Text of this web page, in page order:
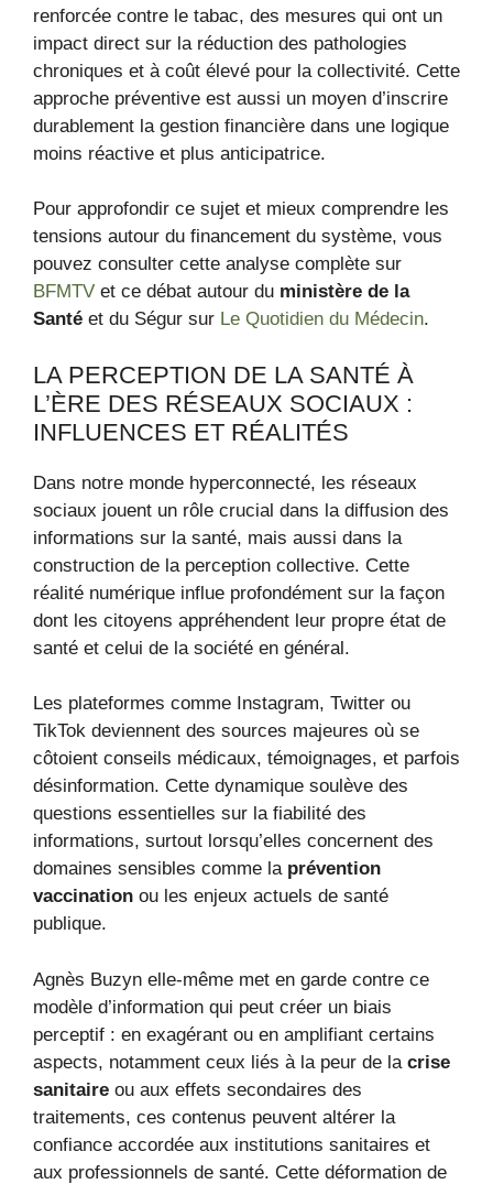
renforcée contre le tabac, des mesures qui ont un
impact direct sur la réduction des pathologies
chroniques et à coût élevé pour la collectivité. Cette
approche préventive est aussi un moyen d’inscrire
durablement la gestion financière dans une logique
moins réactive et plus anticipatrice.
Pour approfondir ce sujet et mieux comprendre les
tensions autour du financement du système, vous
pouvez consulter cette analyse complète sur
BFMTV et ce débat autour du ministère de la
Santé et du Ségur sur Le Quotidien du Médecin.
LA PERCEPTION DE LA SANTÉ À
L’ÈRE DES RÉSEAUX SOCIAUX :
INFLUENCES ET RÉALITÉS
Dans notre monde hyperconnecté, les réseaux
sociaux jouent un rôle crucial dans la diffusion des
informations sur la santé, mais aussi dans la
construction de la perception collective. Cette
réalité numérique influe profondément sur la façon
dont les citoyens appréhendent leur propre état de
santé et celui de la société en général.
Les plateformes comme Instagram, Twitter ou
TikTok deviennent des sources majeures où se
côtoient conseils médicaux, témoignages, et parfois
désinformation. Cette dynamique soulève des
questions essentielles sur la fiabilité des
informations, surtout lorsqu’elles concernent des
domaines sensibles comme la prévention
vaccination ou les enjeux actuels de santé
publique.
Agnès Buzyn elle-même met en garde contre ce
modèle d’information qui peut créer un biais
perceptif : en exagérant ou en amplifiant certains
aspects, notamment ceux liés à la peur de la crise
sanitaire ou aux effets secondaires des
traitements, ces contenus peuvent altérer la
confiance accordée aux institutions sanitaires et
aux professionnels de santé. Cette déformation de